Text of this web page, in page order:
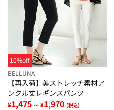
10%off
BELLUNA
【再入荷】美ストレッチ素材ア
ンクル丈レギンスパンツ
¥1,475 ～ ¥1,970 (税込)